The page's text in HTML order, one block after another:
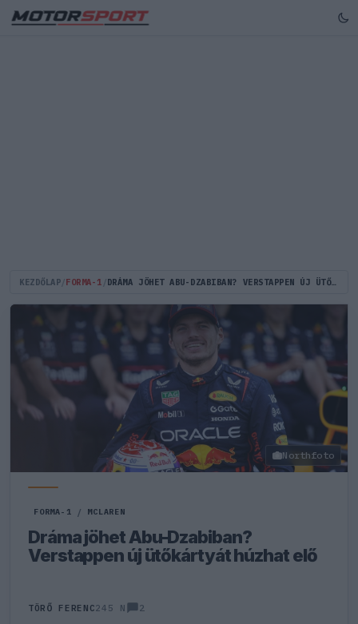
KEZDŐLAP FORMA-1 DRÁMA JÖHET ABU-DZABIBAN? VERSTAPPEN ÚJ ÜTŐKÁRTYÁT HÚZHAT ELŐ
Northfoto
FORMA-1 / MCLAREN
Dráma jöhet Abu-Dzabiban?
Verstappen új ütőkártyát húzhat elő
TÖRŐ FERENC245 N 2